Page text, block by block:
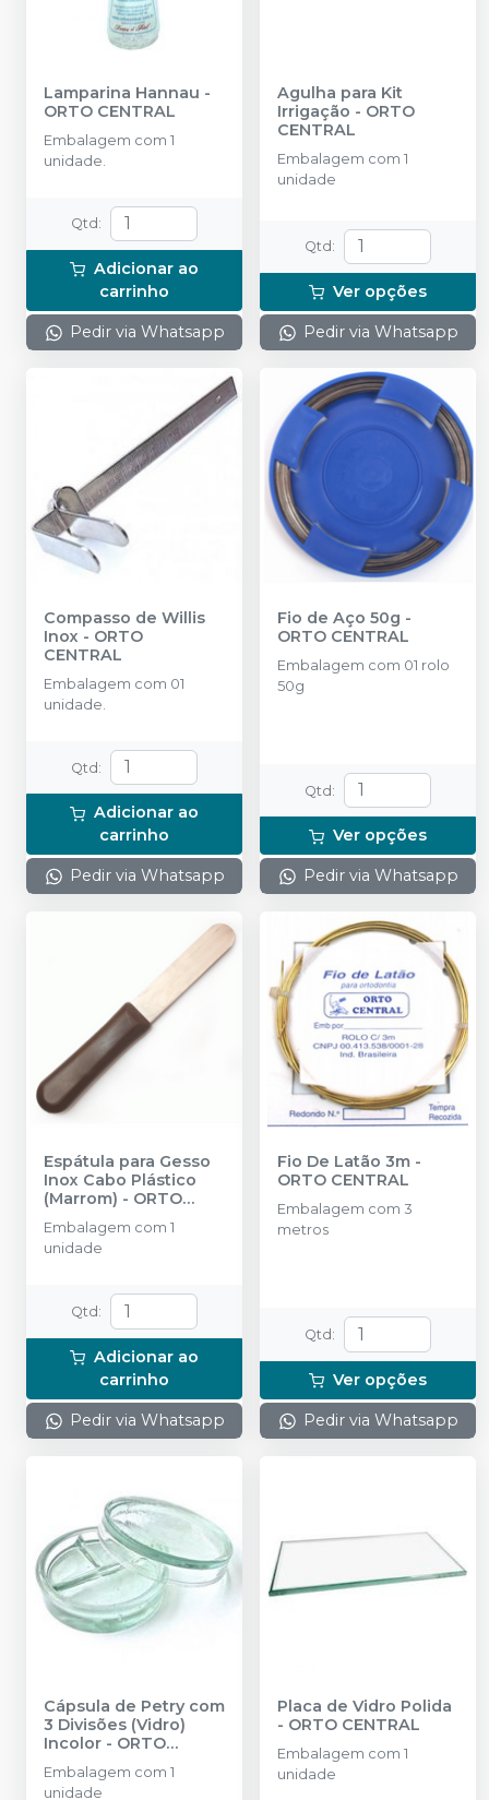
Lamparina Hannau -
ORTO CENTRAL
Embalagem com 1
unidade.
Qtd :
Adicionar ao
carrinho
Pedir via Whatsapp
Agulha para Kit
Irrigação - ORTO
CENTRAL
Embalagem com 1
unidade
Qtd :
Ver opções
Pedir via Whatsapp
Compasso de Willis
Inox - ORTO
CENTRAL
Embalagem com 01
unidade.
Qtd:
Adicionar ao
carrinho
Pedir via Whatsapp
Fio de Aço 50g -
ORTO CENTRAL
Embalagem com 01 rolo
50g
Qtd:
Ver opções
Pedir via Whatsapp
Espátula para Gesso
Inox Cabo Plástico
(Marrom) - ORTO
CENTRAL
Embalagem com 1
unidade
Qtd :
Adicionar ao
carrinho
Pedir via Whatsapp
Fio De Latão 3m -
ORTO CENTRAL
Embalagem com 3
metros
Qtd :
Ver opções
Pedir via Whatsapp
Cápsula de Petry com
3 Divisões (Vidro)
Incolor - ORTO
CENTRAL
Embalagem com 1
unidade
Placa de Vidro Polida
- ORTO CENTRAL
Embalagem com 1
unidade